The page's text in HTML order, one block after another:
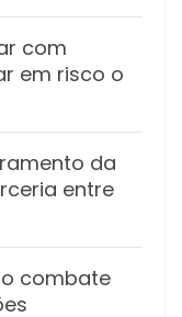
com
em risco o
da
entre
combate